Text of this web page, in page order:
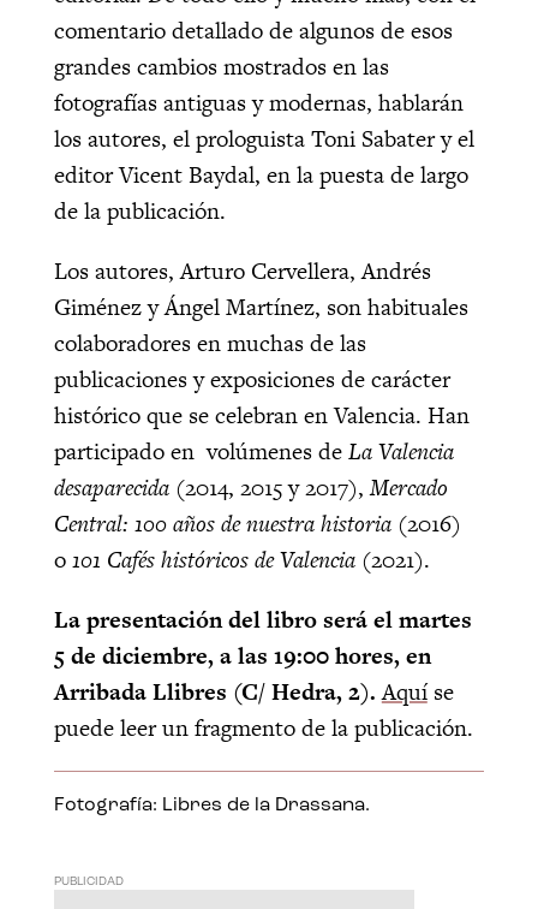
comentario detallado de algunos de esos
grandes cambios mostrados en las
fotografías antiguas y modernas, hablarán
los autores, el prologuista Toni Sabater y el
editor Vicent Baydal, en la puesta de largo
de la publicación.
Los autores, Arturo Cervellera, Andrés
Giménez y Ángel Martínez, son habituales
colaboradores en muchas de las
publicaciones y exposiciones de carácter
histórico que se celebran en Valencia. Han
participado en volúmenes deLa Valencia
desaparecida(2014, 2015 y 2017),Mercado
Central: 100 años de nuestra historia(2016)
o101 Cafés históricos de Valencia(2021).
La presentación del libro será el martes
5 de diciembre, a las 19:00 hores, en
Arribada Llibres (C/ Hedra, 2). Aquíse
puede leer un fragmento de la publicación.
Fotografía: Libres de la Drassana.
PUBLICIDAD